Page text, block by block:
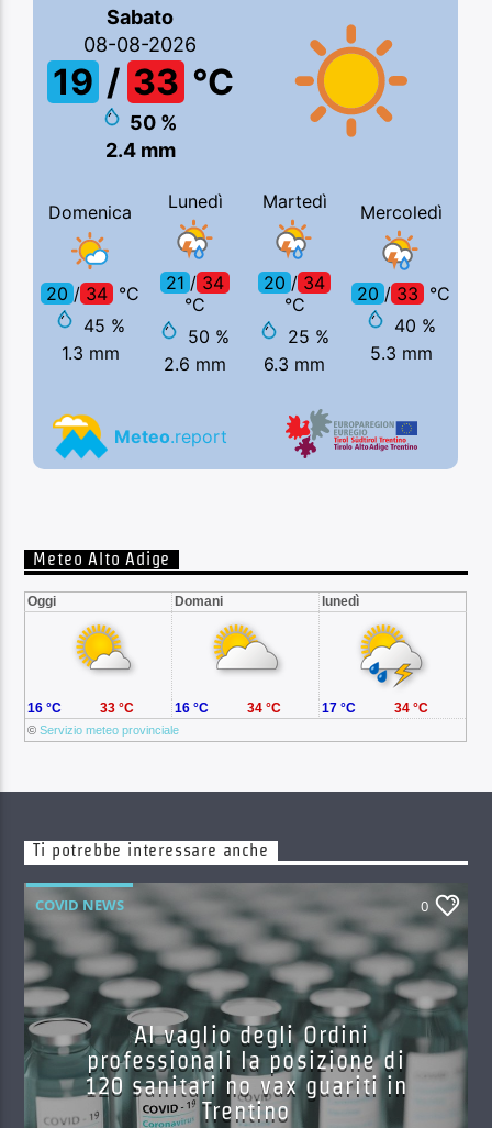
Meteo Alto Adige
Oggi Domani lunedì
©Servizio meteo provinciale
16 °C 33 °C 16 °C 34 °C 17 °C 34 °C
Ti potrebbe interessare anche
COVID NEWS 0
Al vaglio degli Ordini
professionali la posizione di
120 sanitari no vax guariti in
Trentino